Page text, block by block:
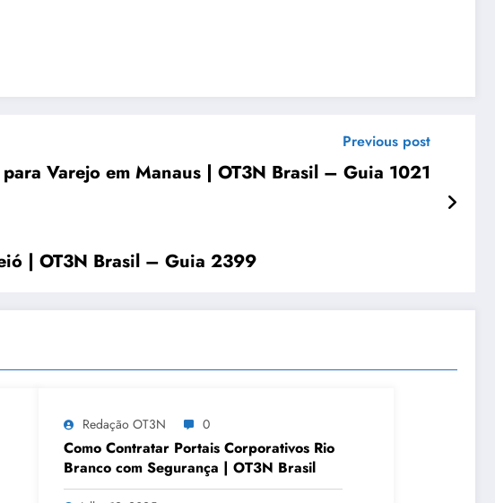
Previous post
Varejo em Manaus | OT3N Brasil – Guia 1021
| OT3N Brasil – Guia 2399
Redação OT3N 0
Como Contratar Portais Corporativos Rio
Branco com Segurança | OT3N Brasil